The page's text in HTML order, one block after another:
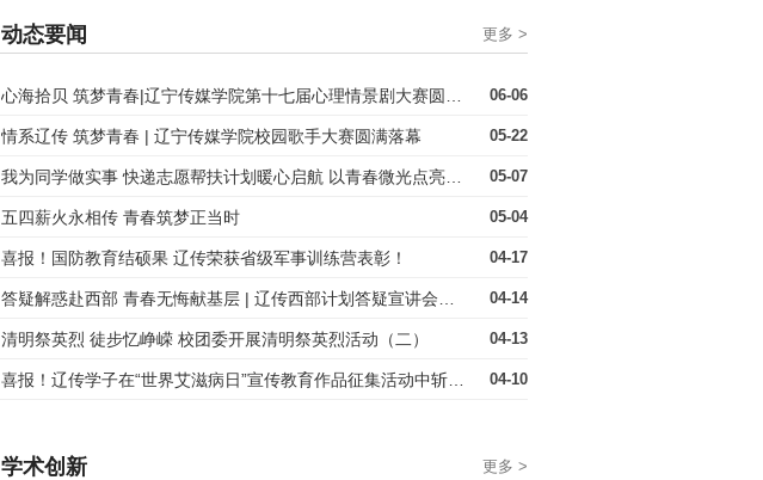
动态要闻 更多 >
06-06
情系辽传 筑梦青春 | 辽宁传媒学院校园歌手大赛圆满落幕 05-22
05-07
五四薪火永相传 青春筑梦正当时 05-04
喜报！国防教育结硕果 辽传荣获省级军事训练营表彰！ 04-17
04-14
清明祭英烈 徒步忆峥嵘 校团委开展清明祭英烈活动（二） 04-13
04-10
学术创新 更多 >